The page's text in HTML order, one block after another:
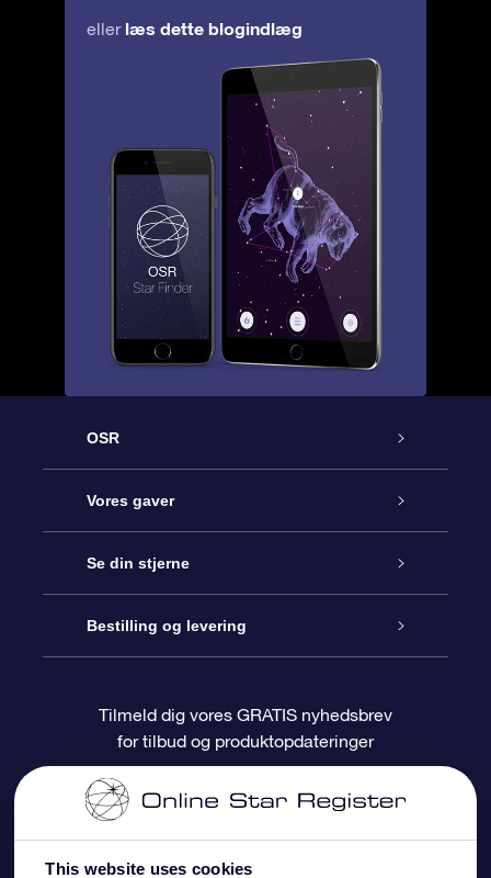
This website uses cookies
eller læs dette blogindlæg
OSR
Kundeservice
Kontakt os
Bloggen
Anmeldelser
Vores gaver
Online Stjernegave
OSR Gavepakke
OSR Gavekortet
Firmagaver
Se din stjerne
Star Register
Personliggjort Stjerneside
One Million Stars
OSR Stjerne-pauseskærm
Bestilling og levering
Betalingsinformation
Forsendelsesoplysninger
Returpolitik
Tilmeld dig vores GRATIS nyhedsbrev
for tilbud og produktopdateringer